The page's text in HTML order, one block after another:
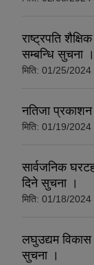
राष्ट्रपति
सम्बन्धि सुचना ।
मिति: 01/25/2024
नतिजा
मिति: 01/19/2024
सार्वजनिक
दिने सुचना ।
मिति: 01/18/2024
लघुउद्यम विकास
सुचना ।